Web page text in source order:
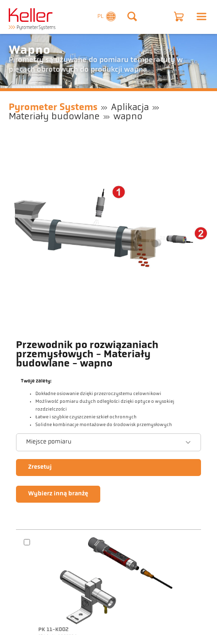
PL
Wapno
Pirometry są używane do pomiaru temperatury w
piecach obrotowych do produkcji wapna.
Pyrometer Systems
Aplikacja
Materiały budowlane
wapno
Przewodnik po rozwiązaniach
przemysłowych - Materiały
budowlane - wapno
Twoje zalety:
Dokładne osiowanie dzięki przezroczystemu celownikowi
Możliwość pomiaru dużych odległości dzięki optyce o wysokiej
rozdzielczości
Łatwe i szybkie czyszczenie szkieł ochronnych
Solidne kombinacje montażowe do środowisk przemysłowych
Miejsce pomiaru
Zresetuj
Wybierz inną branżę
PK 11-K002